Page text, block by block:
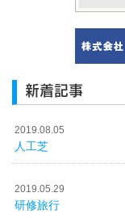
新着記事
2019.08.05
人工芝
2019.05.29
研修旅行